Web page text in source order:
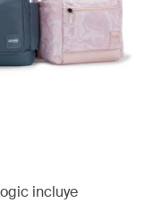
incluye